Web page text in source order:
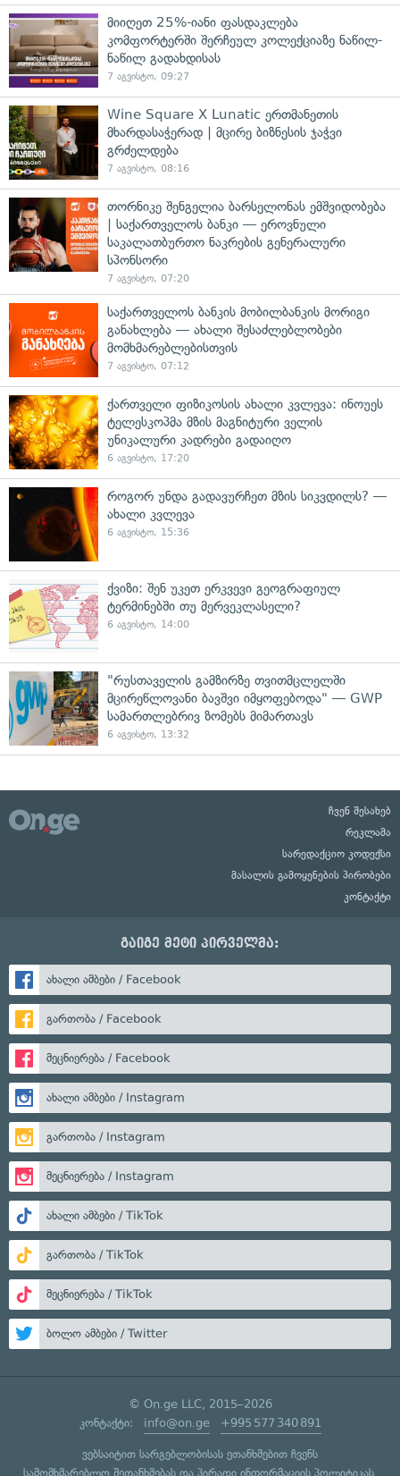
მიიღეთ 25%-იანი ფასდაკლება
კომფორტერში შერჩეულ კოლექციაზე ნაწილ-
ნაწილ გადახდისას
7 აგვისტო, 09:27
Wine Square X Lunatic ერთმანეთის
მხარდასაჭერად | მცირე ბიზნესის ჯაჭვი
გრძელდება
7 აგვისტო, 08:16
თორნიკე შენგელია ბარსელონას ემშვიდობება
| საქართველოს ბანკი — ეროვნული
საკალათბურთო ნაკრების გენერალური
სპონსორი
7 აგვისტო, 07:20
საქართველოს ბანკის მობილბანკის მორიგი
განახლება — ახალი შესაძლებლობები
მომხმარებლებისთვის
7 აგვისტო, 07:12
ქართველი ფიზიკოსის ახალი კვლევა: ინოუეს
ტელესკოპმა მზის მაგნიტური ველის
უნიკალური კადრები გადაიღო
6 აგვისტო, 17:20
როგორ უნდა გადავურჩეთ მზის სიკვდილს? —
ახალი კვლევა
6 აგვისტო, 15:36
ქვიზი: შენ უკეთ ერკვევი გეოგრაფიულ
ტერმინებში თუ მერვეკლასელი?
6 აგვისტო, 14:00
"რუსთაველის გამზირზე თვითმცლელში
მცირეწლოვანი ბავშვი იმყოფებოდა" — GWP
სამართლებრივ ზომებს მიმართავს
6 აგვისტო, 13:32
ჩვენ შესახებ
რეკლამა
სარედაქციო კოდექსი
მასალის გამოყენების პირობები
კონტაქტი
გაიგე მეტი პირველმა:
ახალი ამბები / Facebook
გართობა / Facebook
მეცნიერება / Facebook
ახალი ამბები / Instagram
გართობა / Instagram
მეცნიერება / Instagram
ახალი ამბები / TikTok
გართობა / TikTok
მეცნიერება / TikTok
ბოლო ამბები / Twitter
© On.ge LLC, 2015–2026
კონტაქტი: info@on.ge +995 577 340 891
ვებსაიტით სარგებლობისას ეთანხმებით ჩვენს
სამომხმარებლო შეთანხმებასდა პირადი ინფორმაციის პოლიტიკას.